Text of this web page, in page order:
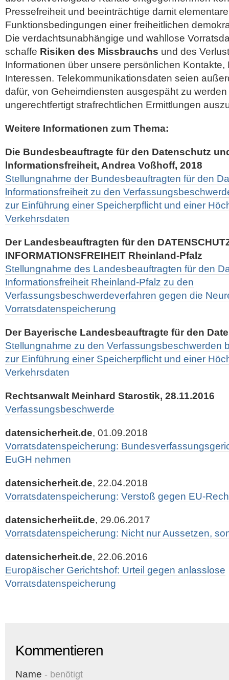
Pressefreiheit und beeinträchtige damit elementare
Funktionsbedingungen einer freiheitlichen
Die verdachtsunabhängige und wahllose
schaffe Risiken des Missbrauchs und des
Informationen über unsere persönlichen
Interessen. Telekommunikationsdaten seien
dafür, von Geheimdiensten ausgespäht zu
ungerechtfertigt strafrechtlichen Ermittlungen
Weitere Informationen zum Thema:
Die Bundesbeauftragte für den Datenschutz
lnformationsfreiheit, Andrea Voßhoff, 2018
Stellungnahme der Bundesbeauftragten für den
lnformationsfreiheit zu den
zur Einführung einer Speicherpflicht und einer
Verkehrsdaten
Der Landesbeauftragten für den
INFORMATIONSFREIHEIT Rheinland-Pfalz
Stellungnahme des Landesbeauftragten für den
Informationsfreiheit Rheinland-Pfalz zu den
Verfassungsbeschwerdeverfahren gegen die
Vorratsdatenspeicherung
Der Bayerische Landesbeauftragte für den
Stellungnahme zu den Verfassungsbeschwerden
zur Einführung einer Speicherpflicht und einer
Verkehrsdaten
Rechtsanwalt Meinhard Starostik, 28.11.2016
Verfassungsbeschwerde
datensicherheit.de, 01.09.2018
Vorratsdatenspeicherung:
EuGH nehmen
datensicherheit.de, 22.04.2018
Vorratsdatenspeicherung: Verstoß gegen EU-
datensicherheiit.de, 29.06.2017
Vorratsdatenspeicherung: Nicht nur Aussetzen,
datensicherheit.de, 22.06.2016
Europäischer Gerichtshof: Urteil gegen anlasslose
Vorratsdatenspeicherung
Kommentieren
Name - benötigt